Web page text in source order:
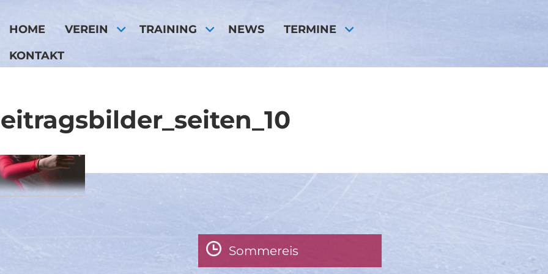
HOME VEREIN TRAINING NEWS TERMINE
KONTAKT
Sommereis